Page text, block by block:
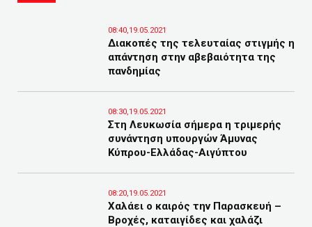
08:40,19.05.2021
Διακοπές της τελευταίας στιγμής η
απάντηση στην αβεβαιότητα της
πανδημίας
08:30,19.05.2021
Στη Λευκωσία σήμερα η τριμερής
συνάντηση υπουργών Άμυνας
Κύπρου-Ελλάδας-Αιγύπτου
08:20,19.05.2021
Χαλάει ο καιρός την Παρασκευή –
Βροχές, καταιγίδες και χαλάζι